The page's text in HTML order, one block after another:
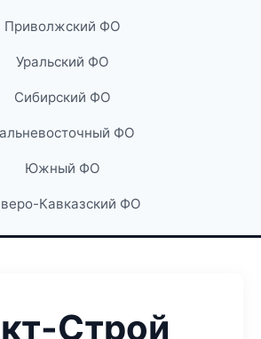
Приволжский ФО
Уральский ФО
Сибирский ФО
ФО
Южный ФО
Кавказский ФО
Строй